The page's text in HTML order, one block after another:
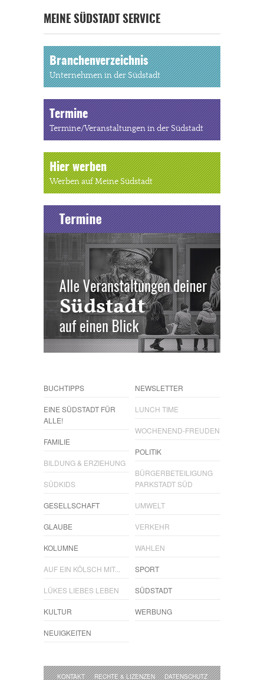
MEINE SÜDSTADT SERVICE
Branchenverzeichnis
Unternehmen in der Südstadt
Termine
Termine/Veranstaltungen in der Südstadt
Hier werben
Werben auf Meine Südstadt
BUCHTIPPS
EINE SÜDSTADT FÜR
ALLE!
FAMILIE
BILDUNG & ERZIEHUNG
SÜDKIDS
GESELLSCHAFT
GLAUBE
KOLUMNE
AUF EIN KÖLSCH MIT...
LÜKES LIEBES LEBEN
KULTUR
NEUIGKEITEN
NEWSLETTER
LUNCH TIME
WOCHENEND-FREUDEN
POLITIK
BÜRGERBETEILIGUNG
PARKSTADT SÜD
UMWELT
VERKEHR
WAHLEN
SPORT
SÜDSTADT
WERBUNG
KONTAKT RECHTE & LIZENZEN DATENSCHUTZ